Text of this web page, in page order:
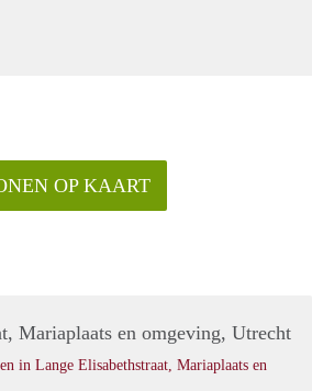
OP KAART
Mariaplaats en omgeving, Utrecht
in Lange Elisabethstraat, Mariaplaats en